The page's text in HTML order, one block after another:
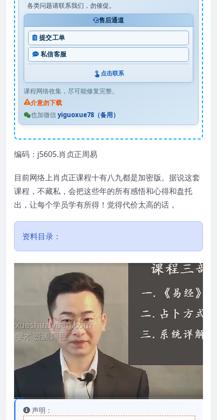
各类问题请联系我们，勿催促。
售后通道
提交工单
私信客服
点击联系
课程网络收集，尽可能修复完整。
介意勿下载
也加微信yiguoxue78（备用）
编码：j5605.肖贞正周易
目前网络上肖贞正课程十有八九都是加密版。据说这套
课程，不藏私，会把这些年的所有感悟和心得和盘托
出，让每个学员学有所得！觉得代价太高的话，
资料目录：
声明：